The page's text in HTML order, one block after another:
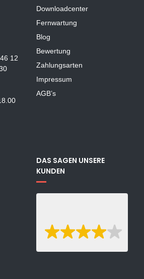
12
Downloadcenter
Fernwartung
Blog
Bewertung
Zahlungsarten
Impressum
AGB’s
DAS SAGEN UNSERE
KUNDEN